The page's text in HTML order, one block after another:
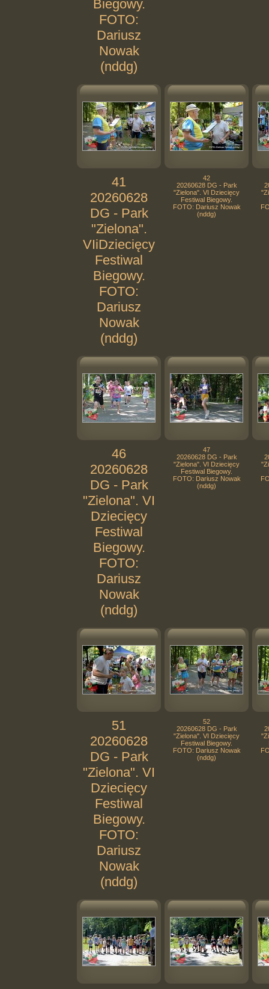
Biegowy.
FOTO:
Dariusz
Nowak
(nddg)
41
20260628
DG - Park
"Zielona".
VIiDziecięcy
Festiwal
Biegowy.
FOTO:
Dariusz
Nowak
(nddg)
42
20260628 DG - Park
"Zielona". VI Dziecięcy
Festiwal Biegowy.
FOTO: Dariusz Nowak
(nddg)
46
20260628
DG - Park
"Zielona". VI
Dziecięcy
Festiwal
Biegowy.
FOTO:
Dariusz
Nowak
(nddg)
47
20260628 DG - Park
"Zielona". VI Dziecięcy
Festiwal Biegowy.
FOTO: Dariusz Nowak
(nddg)
51
20260628
DG - Park
"Zielona". VI
Dziecięcy
Festiwal
Biegowy.
FOTO:
Dariusz
Nowak
(nddg)
52
20260628 DG - Park
"Zielona". VI Dziecięcy
Festiwal Biegowy.
FOTO: Dariusz Nowak
(nddg)